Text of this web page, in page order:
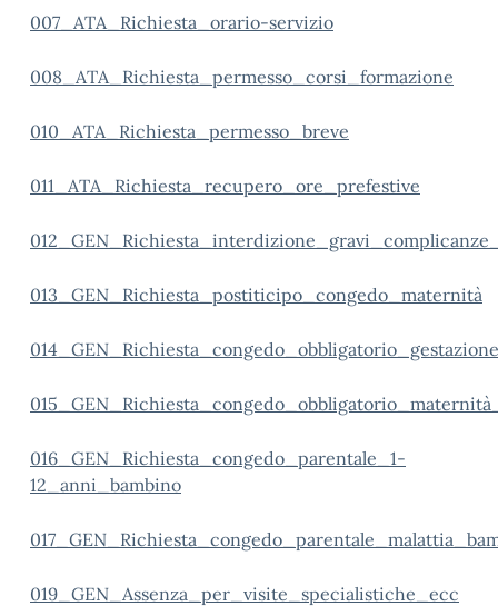
007_ATA_Richiesta_orario-servizio
008_ATA_Richiesta_permesso_corsi_formazione
010_ATA_Richiesta_permesso_breve
011_ATA_Richiesta_recupero_ore_prefestive
013_GEN_Richiesta_postiticipo_congedo_maternità
014_GEN_Richiesta_congedo_obbligatorio_gestazione
016_GEN_Richiesta_congedo_parentale_1-
12_anni_bambino
019_GEN_Assenza_per_visite_specialistiche_ecc